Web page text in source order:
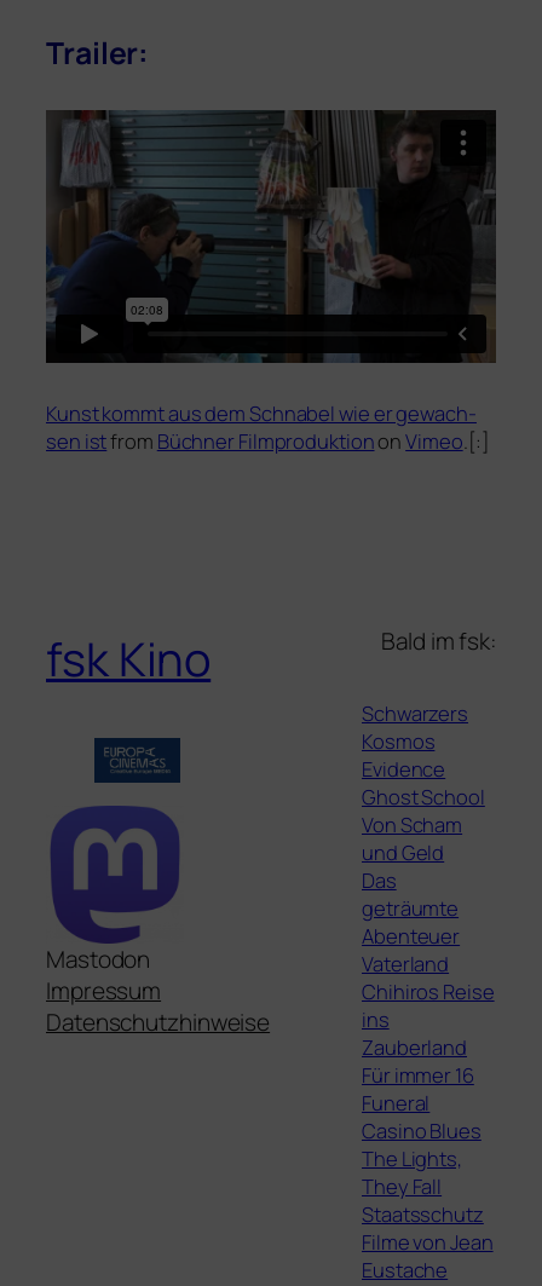
Trailer:
Kunst kommt aus dem Schnabel wie er gewach­
sen istfrom Büchner FilmproduktiononVimeo.[:]
fsk Kino
Mastodon
Impressum
Datenschutzhinweise
Bald im fsk:
Schwarzers
Kosmos
Evidence
Ghost School
Von Scham
und Geld
Das
geträumte
Abenteuer
Vaterland
Chihiros Reise
ins
Zauberland
Für immer 16
Funeral
Casino Blues
The Lights,
They Fall
Staatsschutz
Filme von Jean
Eustache